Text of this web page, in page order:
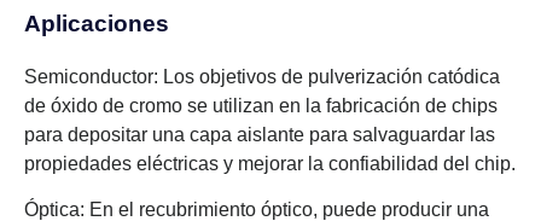
Aplicaciones
Semiconductor: Los objetivos de pulverización catódica
de óxido de cromo se utilizan en la fabricación de chips
para depositar una capa aislante para salvaguardar las
propiedades eléctricas y mejorar la confiabilidad del chip.
Óptica: En el recubrimiento óptico, puede producir una